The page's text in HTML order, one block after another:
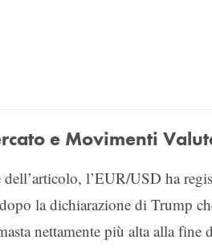
e Movimenti
l’EUR/USD ha
la dichiarazione di Trump
nettamente più alta alla